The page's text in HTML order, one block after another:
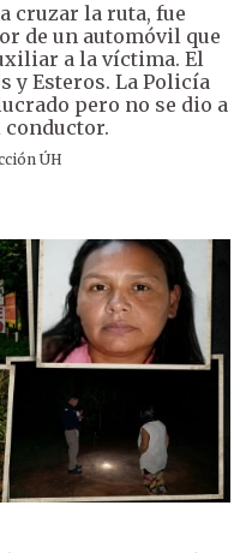
cruzar la ruta, fue
de un automóvil que
a la víctima. El
y Esteros. La Policía
pero no se dio a
ÚH